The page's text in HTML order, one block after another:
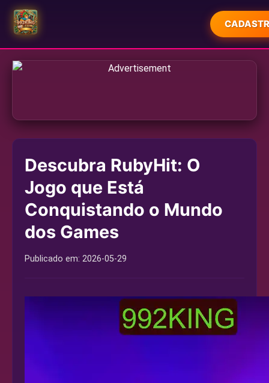
INÍCIO
JOGOS DE SABONG
SIC BO
PROMOÇÕES
Descubra RubyHit: O
Jogo que Está
Conquistando o Mundo
dos Games
Publicado em: 2026-05-29